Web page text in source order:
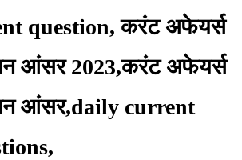
question, करंट अफेयर्स
आंसर 2023,करंट अफेयर्स
आंसर,daily current